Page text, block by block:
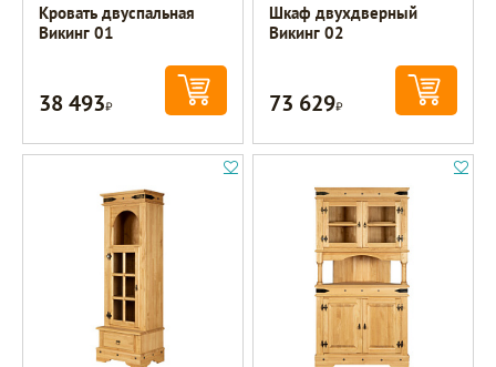
Кровать двуспальная
Викинг 01
38 493Р
Шкаф двухдверный
Викинг 02
73 629Р